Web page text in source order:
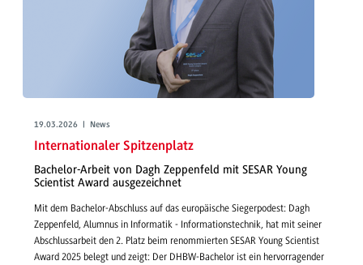
19.03.2026 | News
Internationaler Spitzenplatz
Bachelor-Arbeit von Dagh Zeppenfeld mit SESAR Young
Scientist Award ausgezeichnet
Mit dem Bachelor-Abschluss auf das europäische Siegerpodest: Dagh
Zeppenfeld, Alumnus in Informatik - Informationstechnik, hat mit seiner
Abschlussarbeit den 2. Platz beim renommierten SESAR Young Scientist
Award 2025 belegt und zeigt: Der DHBW-Bachelor ist ein hervorragender